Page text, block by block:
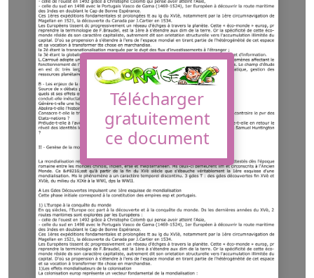
Télécharger
gratuitement
ce document